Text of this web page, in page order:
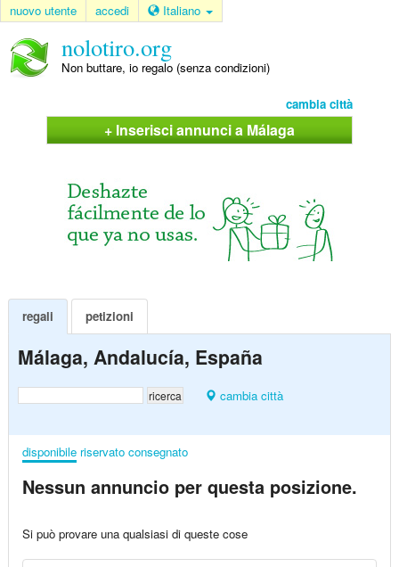
nuovo utente accedi Italiano
nolotiro.org
Non buttare, io regalo (senza condizioni)
cambia città
+ Inserisci annunci a Málaga
regali petizioni
Málaga, Andalucía, España
cambia città
disponibile riservato consegnato
Nessun annuncio per questa posizione.
Si può provare una qualsiasi di queste cose